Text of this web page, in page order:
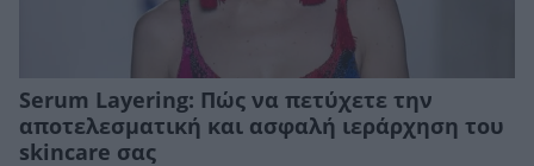
Serum Layering: Πώς να πετύχετε την
αποτελεσματική και ασφαλή ιεράρχηση του
skincare σας